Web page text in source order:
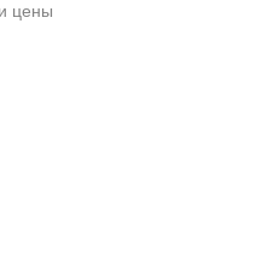
цены